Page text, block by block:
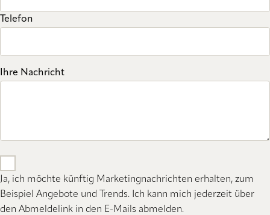
Telefon
Ihre Nachricht
Ja, ich möchte künftig Marketingnachrichten erhalten, zum
Beispiel Angebote und Trends. Ich kann mich jederzeit über
den Abmeldelink in den E-Mails abmelden.